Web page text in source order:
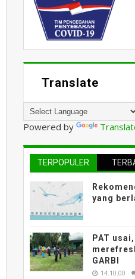
Translate
Powered by
TERPOPULER
yang
PAT
GARBI
14.10.00